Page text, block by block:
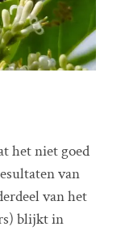
het niet goed
van
van het
blijkt in